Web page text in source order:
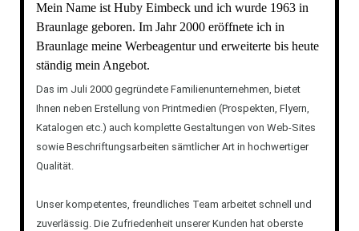
Mein Name ist Huby Eimbeck und ich wurde 1963 in
Braunlage geboren. Im Jahr 2000 eröffnete ich in
Braunlage meine Werbeagentur und erweiterte bis heute
ständig mein Angebot.
Das im Juli 2000 gegründete Familienunternehmen, bietet
Ihnen neben Erstellung von Printmedien (Prospekten, Flyern,
Katalogen etc.) auch komplette Gestaltungen von Web-Sites
sowie Beschriftungsarbeiten sämtlicher Art in hochwertiger
Qualität.
Unser kompetentes, freundliches Team arbeitet schnell und
zuverlässig. Die Zufriedenheit unserer Kunden hat oberste